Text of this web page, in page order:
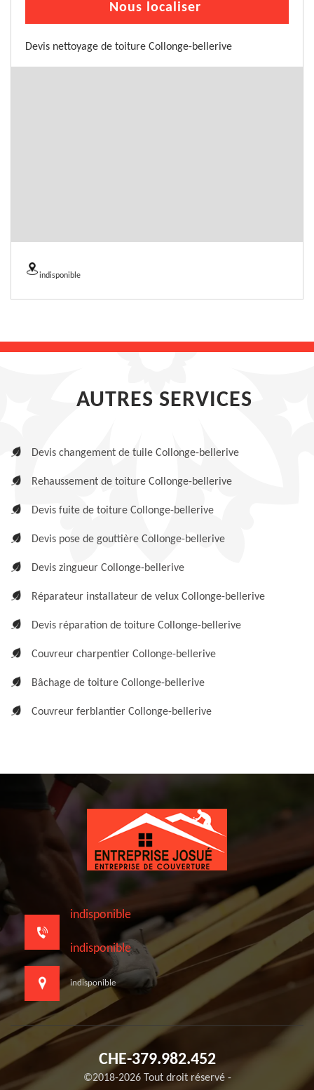
Nous localiser
Devis nettoyage de toiture Collonge-bellerive
indisponible
AUTRES SERVICES
Devis changement de tuile Collonge-bellerive
Rehaussement de toiture Collonge-bellerive
Devis fuite de toiture Collonge-bellerive
Devis pose de gouttière Collonge-bellerive
Devis zingueur Collonge-bellerive
Réparateur installateur de velux Collonge-bellerive
Devis réparation de toiture Collonge-bellerive
Couvreur charpentier Collonge-bellerive
Bâchage de toiture Collonge-bellerive
Couvreur ferblantier Collonge-bellerive
indisponible
indisponible
indisponible
CHE-379.982.452
©2018-2026 Tout droit réservé -